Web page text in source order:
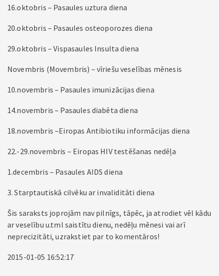
16.oktobris – Pasaules uztura diena
20.oktobris – Pasaules osteoporozes diena
29.oktobris – Vispasaules Insulta diena
Novembris (Movembris) – vīriešu veselības mēnesis
10.novembris – Pasaules imunizācijas diena
14.novembris – Pasaules diabēta diena
18.novembris –Eiropas Antibiotiku informācijas diena
22.-29.novembris – Eiropas HIV testēšanas nedēļa
1.decembris – Pasaules AIDS diena
3. Starptautiskā cilvēku ar invaliditāti diena
Šis saraksts joprojām nav pilnīgs, tāpēc, ja atrodiet vēl kādu
ar veselību u.tml saistītu dienu, nedēļu mēnesi vai arī
neprecizitāti, uzrakstiet par to komentāros!
2015-01-05 16:52:17